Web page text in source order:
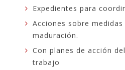
Expedientes para
Acciones sobre
maduración.
Con planes de acción
trabajo